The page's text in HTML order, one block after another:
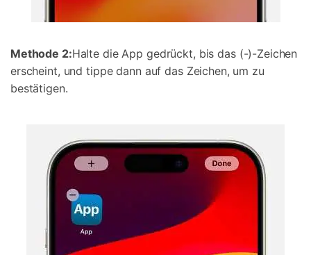
Methode 2:Halte die App gedrückt, bis das (-)-Zeichen
erscheint, und tippe dann auf das Zeichen, um zu
bestätigen.